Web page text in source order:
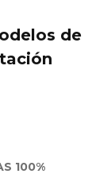
de
100%